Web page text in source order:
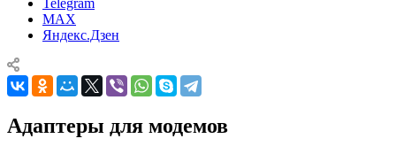
Telegram
MAX
Яндекс.Дзен
Адаптеры для модемов